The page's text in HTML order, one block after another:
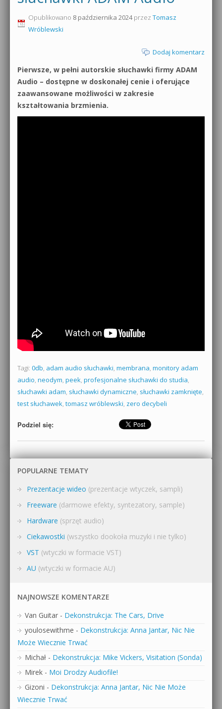
Produkcja muzyczna od podstaw
Sound Forge od podstaw
Dubstep z syntezatorem Massive
Kontakt 5 Kompendium
0dB.pl - informacje
Archiwum aktualności
Polityka prywatności
Opublikowano 8 października 2024przez Tomasz
Wróblewski
Dodaj komentarz
Pierwsze, w pełni autorskie słuchawki firmy ADAM
Audio – dostępne w doskonałej cenie i oferujące
zaawansowane możliwości w zakresie
kształtowania brzmienia.
Tagi: 0db, adam audio słuchawki, membrana, monitory adam
audio, neodym, peek, profesjonalne słuchawki do studia,
słuchawki adam, słuchawki dynamiczne, słuchawki zamknięte,
test słuchawek, tomasz wróblewski, zero decybeli
Podziel się:
POPULARNE TEMATY
Prezentacje wideo (prezentacje wtyczek, sampli)
Freeware (darmowe efekty, syntezatory, sample)
Hardware (sprzęt audio)
Ciekawostki (wszystko dookoła muzyki i nie tylko)
VST (wtyczki w formacie VST)
AU (wtyczki w formacie AU)
NAJNOWSZE KOMENTARZE
Van Guitar - Dekonstrukcja: The Cars, Drive
youlosewithme - Dekonstrukcja: Anna Jantar, Nic Nie
Może Wiecznie Trwać
Michał - Dekonstrukcja: Mike Vickers, Visitation (Sonda)
Mirek - Moi Drodzy Audiofile!
Gizoni - Dekonstrukcja: Anna Jantar, Nic Nie Może
Wiecznie Trwać